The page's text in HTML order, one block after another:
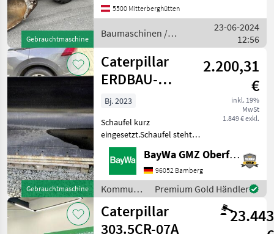
Gebrauchtmaschine
5500 Mitterberghütten
Baumaschinen /
Caterpillar
23-06-2024
12:56
Gebrauchtmaschine
Caterpillar
ERDBAU-
SCHAUFEL 1,1
M³, 2.060
2.200,31
€
inkl. 19%
MwSt
1.849 € exkl.
Bj. 2023
Schaufel kurz
eingesetzt.Schaufel steht
am Standort Neuensalz.
Kommunalgeräte Sonstige
Kommunalgeräte
BayWa GMZ Oberfranken
96052 Bamberg
Kommunalgeräte
/
Caterpillar
Premium Gold Händler
Caterpillar
303.5CR-07A
23.443